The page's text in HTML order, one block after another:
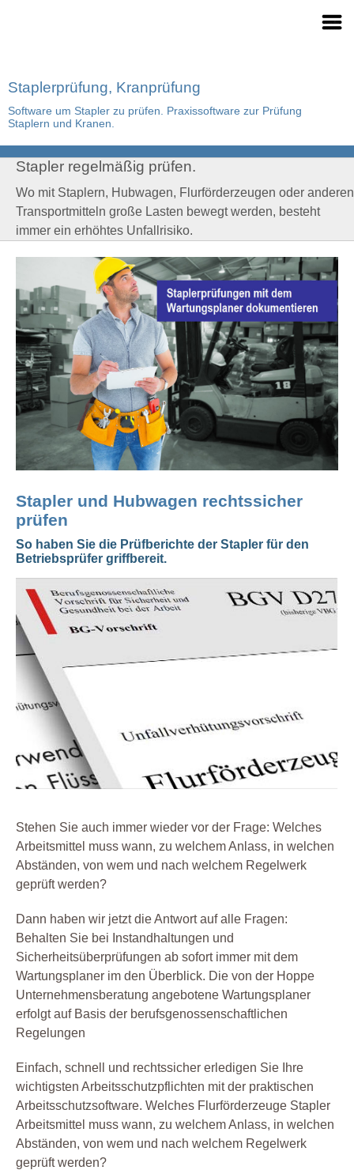
Staplerprüfung, Kranprüfung
Software um Stapler zu prüfen. Praxissoftware zur Prüfung
Staplern und Kranen.
Stapler regelmäßig prüfen.
Wo mit Staplern, Hubwagen, Flurförderzeugen oder anderen
Transportmitteln große Lasten bewegt werden, besteht
immer ein erhöhtes Unfallrisiko.
Stapler und Hubwagen rechtssicher
prüfen
So haben Sie die Prüfberichte der Stapler für den
Betriebsprüfer griffbereit.
Stehen Sie auch immer wieder vor der Frage: Welches
Arbeitsmittel muss wann, zu welchem Anlass, in welchen
Abständen, von wem und nach welchem Regelwerk
geprüft werden?
Dann haben wir jetzt die Antwort auf alle Fragen:
Behalten Sie bei Instandhaltungen und
Sicherheitsüberprüfungen ab sofort immer mit dem
Wartungsplaner im den Überblick. Die von der Hoppe
Unternehmensberatung angebotene Wartungsplaner
erfolgt auf Basis der berufsgenossenschaftlichen
Regelungen
Einfach, schnell und rechtssicher erledigen Sie Ihre
wichtigsten Arbeitsschutzpflichten mit der praktischen
Arbeitsschutzsoftware. Welches Flurförderzeuge Stapler
Arbeitsmittel muss wann, zu welchem Anlass, in welchen
Abständen, von wem und nach welchem Regelwerk
geprüft werden?